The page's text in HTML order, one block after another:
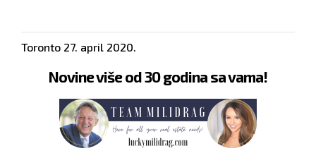
Toronto 27. april 2020.
Novine više od 30 godina sa vama!